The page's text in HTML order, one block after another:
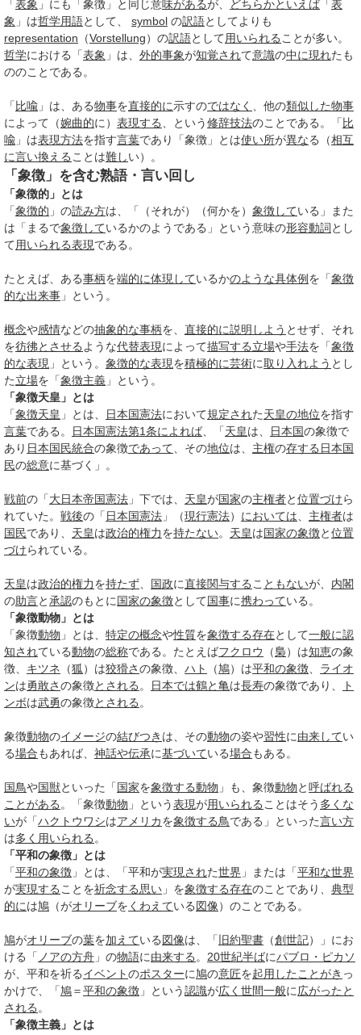
「表象 」にも「象徴」と同じ意味があるが、 どちらかといえば 「表
象 」は哲学用語として、 symbol の訳語としてよりも
representation （Vorstellung）の訳語として用いられる ことが多い。
哲学における「表象 」は、 外的事象が知覚されて意識の中に現れたも
ののことである。
「 比喩 」は、ある物事を直接的に示すのではなく 、他の類似した物事
によって（婉曲的に） 表現する 、という修辞技法のことである。「 比
喩 」は表現方法を指す言葉であり「象徴」とは使い所が異なる（相互
に言い換える ことは難しい）。
「象徴」を含む熟語・言い回し
「象徴的」とは
「象徴的 」の読み方は、「（それが）（何かを） 象徴している」また
は「まるで象徴しているかのようである」という意味の形容動詞とし
て用いられる表現である。
たとえば、ある事柄を端的に体現しているかのような具体例 を「象徴
的な出来事 」という。
概念や感情などの抽象的な事柄を、 直接的に説明しよう とせず、それ
を彷彿とさせる ような代替表現によって描写する立場や手法を「象徴
的な表現 」という。 象徴的な表現を積極的に芸術に取り入れよう とし
た立場を「象徴主義 」という。
「象徴天皇」とは
「象徴天皇 」とは、 日本国憲法において規定された天皇の地位を指す
言葉である。 日本国憲法第1条によれば 、「天皇は、 日本国の象徴で
あり 日本国民統合の象徴であって 、その地位は、 主権の存する 日本国
民の総意に基づく」。
戦前の「大日本帝国憲法 」下では、 天皇が国家の主権者と位置づけら
れていた。 戦後の「 日本国憲法 」（現行憲法） においては 主権者は
国民であり、 天皇は政治的権力を持たない。 天皇は国家の象徴と位置
づけられている。
天皇は政治的権力を持たず 国政に直接関与する こ ともないが、 内閣
の助言と承認のもとに 国家の象徴として国事に携わっている。
「象徴動物」とは
「象徴動物 」とは、 特定の概念や性質を象徴する存在として一般に認
知されている動物の総称である。たとえばフクロウ （梟）は知恵の象
徴、 キツネ （狐 ）は狡猾さの象徴、 ハト （鳩）は平和の象徴
ライオ
ンは勇敢さの象徴とされる 。 日本では鶴と亀は長寿の象徴であり、
ト
ンボは武勇の象徴とされる 。
象徴動物のイメージの結びつき は、その動物の姿や習性に由来してい
る場合もあれば、 神話や伝承に基づいている場合もある。
国鳥や国獣といった「 国家を象徴する動物 」も、象徴動物と呼ばれる
ことがある 。「象徴動物 」という表現が用いられる ことはそう 多くな
いが「ハクトウワシはアメリカを象徴する鳥である」といった言い方
は多く 用いられる 。
「平和の象徴」とは
「平和の象徴 」とは、「平和が実現された世界 」または「平和な世界
が実現する ことを祈念する思い 」を象徴する存在のことであり、 典型
的には鳩 （がオリーブを くわえている図像）のことである。
鳩がオリーブの葉を加えている図像は、「 旧約聖書 （創世記）」にお
ける「 ノアの方舟 」の物語に由来する 。 20世紀半ばにパブロ・ピカソ
が、平和を祈るイベントのポスターに鳩の意匠を起用した ことがき っ
かけで、「鳩＝平和の象徴 」という認識が広く 世間一般に広がった と
される 。
「象徴主義」とは